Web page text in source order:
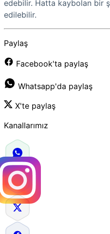
edebilir. Hatta kaybolan bir
edilebilir.
Paylaş
Facebook'ta paylaş
Whatsapp'da paylaş
X'te paylaş
Kanallarımız